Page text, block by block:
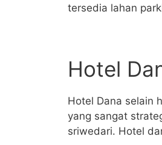
tersedia lahan
Hotel
Hotel Dana selain
yang sangat
sriwedari. Hotel